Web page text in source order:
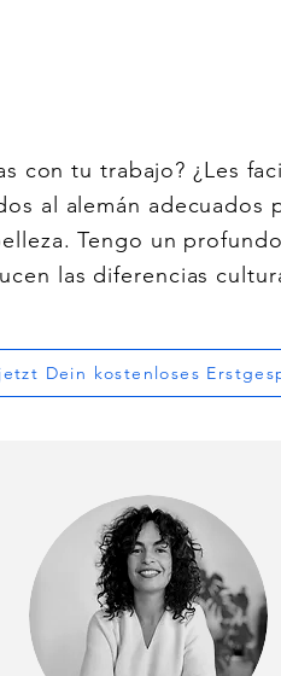
con tu trabajo? ¿Les
al alemán
Tengo un
las diferencias
Dein kostenloses
meine